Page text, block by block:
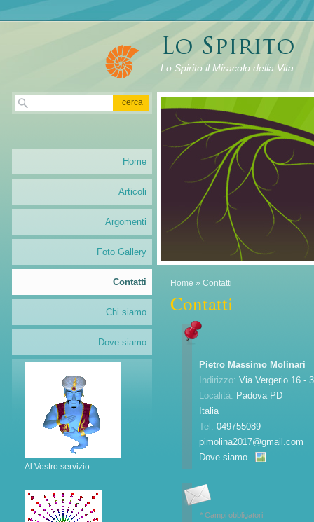
Lo Spirito il Miracolo della Vita
Home » Contatti
Contatti
Pietro Massimo Molinari
Indirizzo: Via Vergerio 16 -
Località: Padova PD
Italia
Tel: 049755089
pimolina2017@gmail.com
Dove siamo
* Campi obbligatori
Home
Articoli
Argomenti
Foto Gallery
Contatti
Chi siamo
Dove siamo
Al Vostro servizio